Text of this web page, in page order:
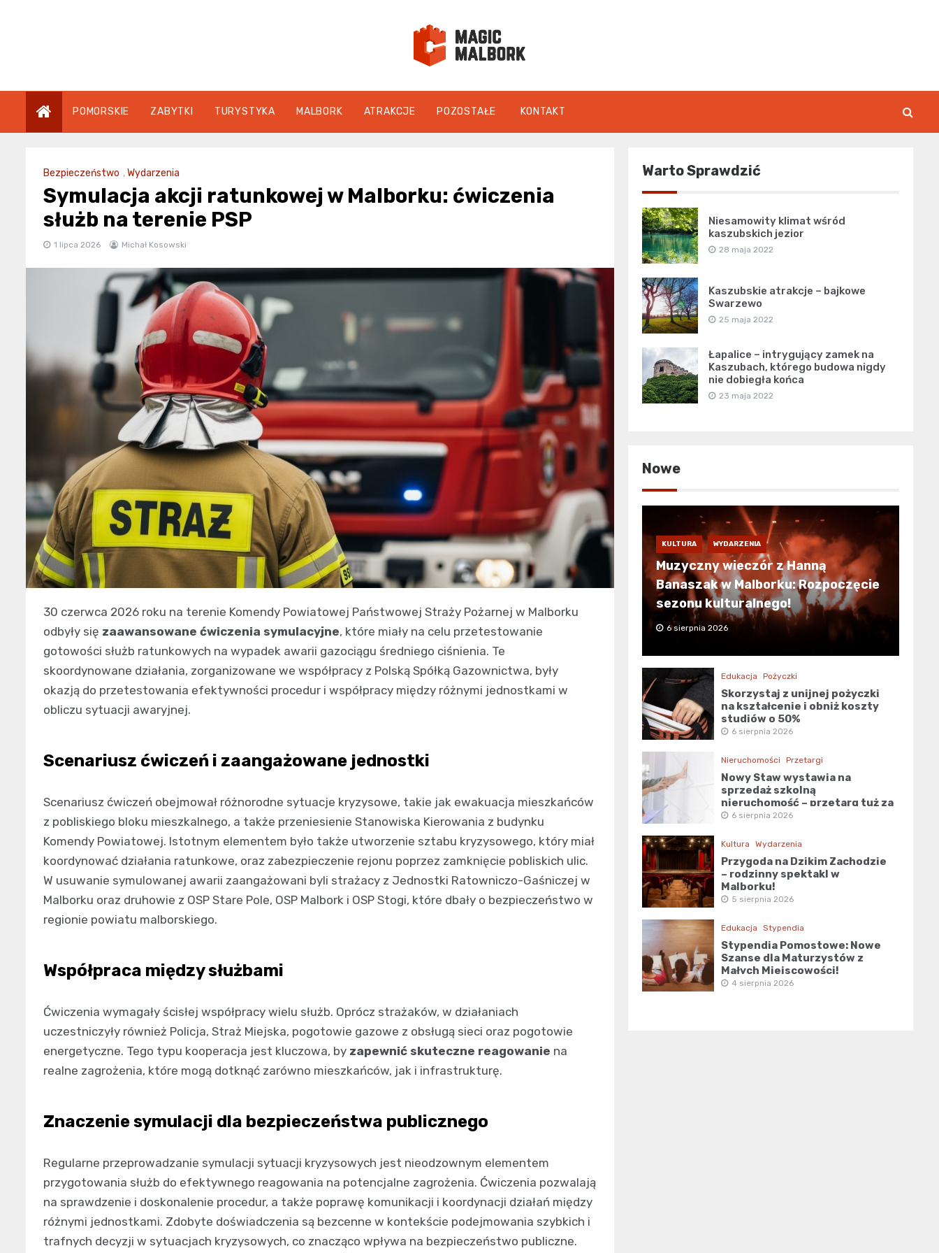
magicmalbork.pl
POMORSKIE ZABYTKI TURYSTYKA MALBORK ATRAKCJE POZOSTAŁE KONTAKT
Bezpieczeństwo ,Wydarzenia
Symulacja akcji ratunkowej w Malborku: ćwiczenia
służb na terenie PSP
1 lipca 2026 Michał Kosowski
30 czerwca 2026 roku na terenie Komendy Powiatowej Państwowej Straży Pożarnej w Malborku
odbyły się zaawansowane ćwiczenia symulacyjne, które miały na celu przetestowanie
gotowości służb ratunkowych na wypadek awarii gazociągu średniego ciśnienia. Te
skoordynowane działania, zorganizowane we współpracy z Polską Spółką Gazownictwa, były
okazją do przetestowania efektywności procedur i współpracy między różnymi jednostkami w
obliczu sytuacji awaryjnej.
Scenariusz ćwiczeń i zaangażowane jednostki
Scenariusz ćwiczeń obejmował różnorodne sytuacje kryzysowe, takie jak ewakuacja mieszkańców
z pobliskiego bloku mieszkalnego, a także przeniesienie Stanowiska Kierowania z budynku
Komendy Powiatowej. Istotnym elementem było także utworzenie sztabu kryzysowego, który miał
koordynować działania ratunkowe, oraz zabezpieczenie rejonu poprzez zamknięcie pobliskich ulic.
W usuwanie symulowanej awarii zaangażowani byli strażacy z Jednostki Ratowniczo-Gaśniczej w
Malborku oraz druhowie z OSP Stare Pole, OSP Malbork i OSP Stogi, które dbały o bezpieczeństwo w
regionie powiatu malborskiego.
Współpraca między służbami
Ćwiczenia wymagały ścisłej współpracy wielu służb. Oprócz strażaków, w działaniach
uczestniczyły również Policja, Straż Miejska, pogotowie gazowe z obsługą sieci oraz pogotowie
energetyczne. Tego typu kooperacja jest kluczowa, by zapewnić skuteczne reagowanie na
realne zagrożenia, które mogą dotknąć zarówno mieszkańców, jak i infrastrukturę.
Znaczenie symulacji dla bezpieczeństwa publicznego
Regularne przeprowadzanie symulacji sytuacji kryzysowych jest nieodzownym elementem
przygotowania służb do efektywnego reagowania na potencjalne zagrożenia. Ćwiczenia pozwalają
na sprawdzenie i doskonalenie procedur, a także poprawę komunikacji i koordynacji działań między
różnymi jednostkami. Zdobyte doświadczenia są bezcenne w kontekście podejmowania szybkich i
trafnych decyzji w sytuacjach kryzysowych, co znacząco wpływa na bezpieczeństwo publiczne.
Warto Sprawdzić
Niesamowity klimat wśród
kaszubskich jezior
28 maja 2022
Kaszubskie atrakcje – bajkowe
Swarzewo
25 maja 2022
Łapalice – intrygujący zamek na
Kaszubach, którego budowa nigdy
nie dobiegła końca
23 maja 2022
Nowe
KULTURA WYDARZENIA
Muzyczny wieczór z Hanną
Banaszak w Malborku: Rozpoczęcie
sezonu kulturalnego!
6 sierpnia 2026
Edukacja Pożyczki
Skorzystaj z unijnej pożyczki
na kształcenie i obniż koszty
studiów o 50%
6 sierpnia 2026
Nieruchomości Przetargi
Nowy Staw wystawia na
sprzedaż szkolną
nieruchomość – przetarg tuż za
rogiem!
6 sierpnia 2026
Kultura Wydarzenia
Przygoda na Dzikim Zachodzie
– rodzinny spektakl w
Malborku!
5 sierpnia 2026
Edukacja Stypendia
Stypendia Pomostowe: Nowe
Szanse dla Maturzystów z
Małych Miejscowości!
4 sierpnia 2026